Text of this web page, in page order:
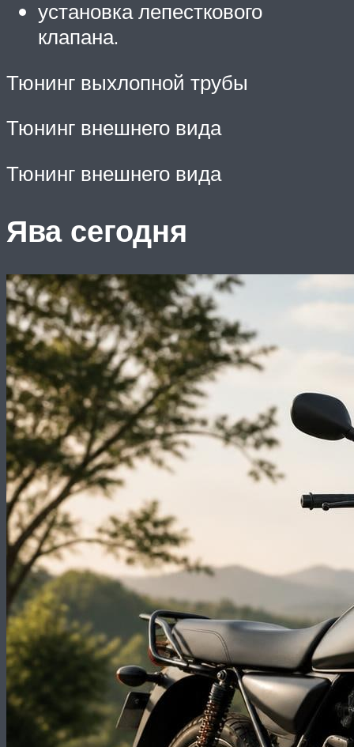
установка лепесткового
клапана.
Тюнинг выхлопной трубы
Тюнинг внешнего вида
Тюнинг внешнего вида
Ява сегодня